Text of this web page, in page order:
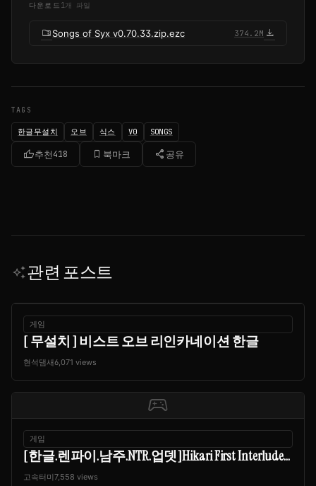
다운로드 1개 파일
folder_zipSongs of Syx v0.70.33.zip.ezc 374.2M download
TAGS
한글무설치 오브 식스 V0 SONGS
thumb_up추천418 bookmark_border 북마크 share 공유
auto_awesome관련 포스트
게임
[ 무설치 ] 비스트 오브 리인카네이션 한글
현석댐새6,071 views
sports_esports
게임
[한글.렌파이.남주.NTR.업뎃]Hikari First Interlude...
고속터미7,558 views